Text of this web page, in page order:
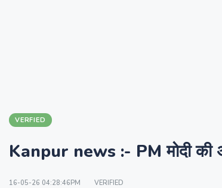
VERFIED
Kanpur news :- PM मोदी की
16-05-26 04:28:46PM VERIFIED